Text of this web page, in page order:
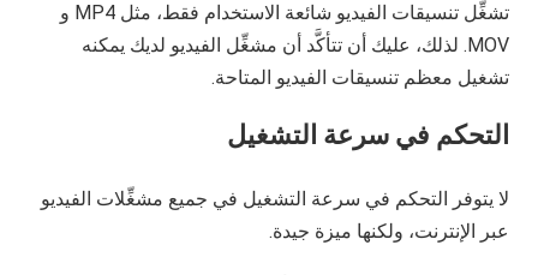
تشغِّل تنسيقات الفيديو شائعة الاستخدام فقط، مثل MP4 و
MOV. لذلك، عليك أن تتأكَّد أن مشغِّل الفيديو لديك يمكنه
تشغيل معظم تنسيقات الفيديو المتاحة.
التحكم في سرعة التشغيل
لا يتوفر التحكم في سرعة التشغيل في جميع مشغِّلات الفيديو
عبر الإنترنت، ولكنها ميزة جيدة.